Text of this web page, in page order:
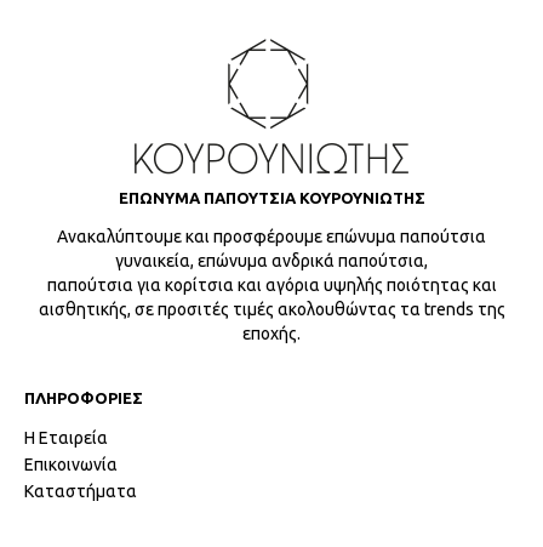
ΕΠΩΝΥΜΑ ΠΑΠΟΥΤΣΙΑ ΚΟΥΡΟΥΝΙΩΤΗΣ
Ανακαλύπτουμε και προσφέρουμε επώνυμα παπούτσια
γυναικεία, επώνυμα ανδρικά παπούτσια,
παπούτσια για κορίτσια και αγόρια υψηλής ποιότητας και
αισθητικής, σε προσιτές τιμές ακολουθώντας τα trends της
εποχής.
ΠΛΗΡΟΦΟΡΙΕΣ
Η Εταιρεία
Επικοινωνία
Καταστήματα